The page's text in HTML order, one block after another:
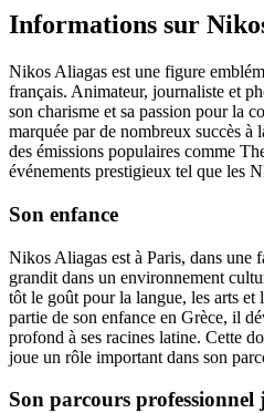
Informations sur
Nikos Aliagas est une figure
français. Animateur, journaliste et
son charisme et sa passion pour la
marquée par de nombreux succès à
des émissions populaires comme
événements prestigieux tel que les
Son enfance
Nikos Aliagas est à Paris, dans une
grandit dans un environnement
tôt le goût pour la langue, les arts et
partie de son enfance en Grèce, il
profond à ses racines latine. Cette
joue un rôle important dans son
Son parcours